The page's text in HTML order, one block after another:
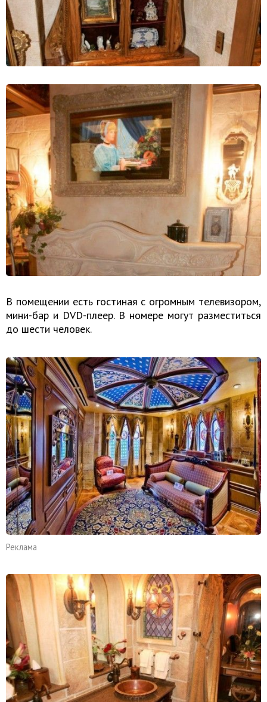
В помещении есть гостиная с огромным телевизором,
мини-бар и DVD-плеер. В номере могут разместиться
до шести человек.
Реклама